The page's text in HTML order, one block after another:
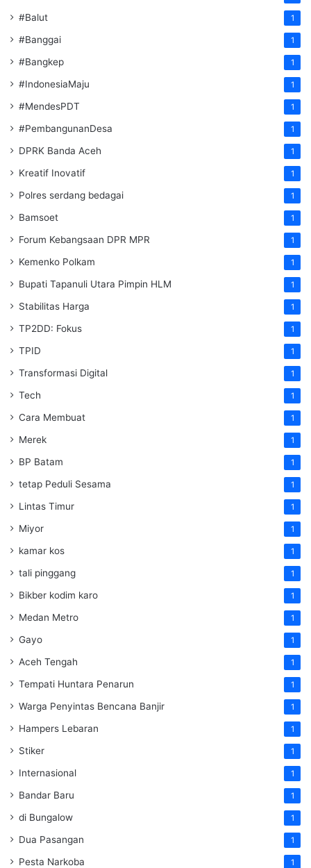
#Balut 1
#Banggai 1
#Bangkep 1
#IndonesiaMaju 1
#MendesPDT 1
#PembangunanDesa 1
DPRK Banda Aceh 1
Kreatif Inovatif 1
Polres serdang bedagai 1
Bamsoet 1
Forum Kebangsaan DPR MPR 1
Kemenko Polkam 1
‎Bupati Tapanuli Utara Pimpin HLM 1
Stabilitas Harga 1
TP2DD: Fokus 1
TPID 1
Transformasi Digital 1
Tech 1
Cara Membuat 1
Merek 1
BP Batam 1
tetap Peduli Sesama 1
Lintas Timur 1
Miyor 1
kamar kos 1
tali pinggang 1
Bikber kodim karo 1
Medan Metro 1
Gayo 1
Aceh Tengah 1
Tempati Huntara Penarun 1
Warga Penyintas Bencana Banjir 1
Hampers Lebaran 1
Stiker 1
Internasional 1
Bandar Baru 1
di Bungalow 1
Dua Pasangan 1
Pesta Narkoba 1